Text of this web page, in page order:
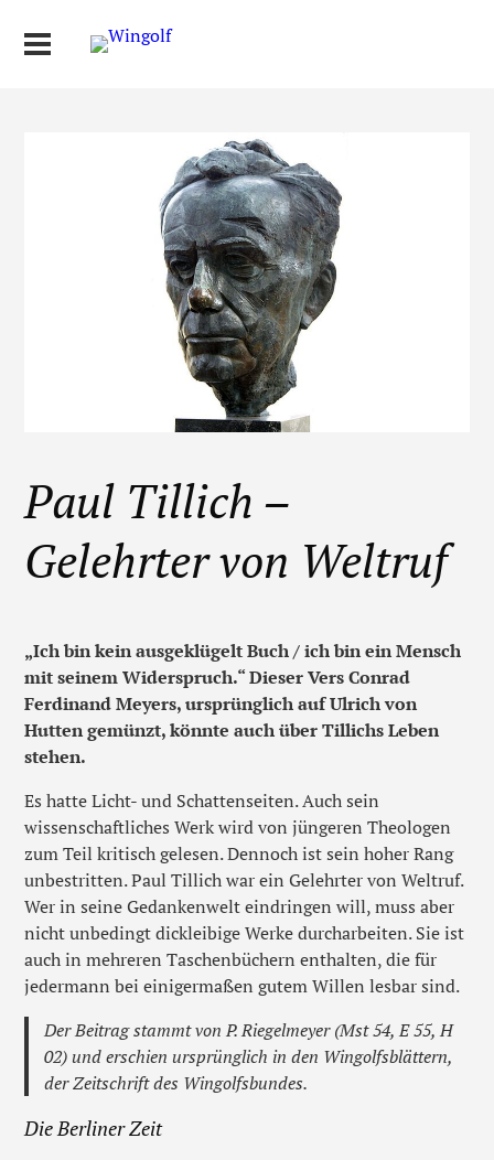
Paul Tillich –
Gelehrter von Weltruf
„Ich bin kein ausgeklügelt Buch / ich bin ein Mensch
mit seinem Widerspruch.“ Dieser Vers Conrad
Ferdinand Meyers, ursprünglich auf Ulrich von
Hutten gemünzt, könnte auch über Tillichs Leben
stehen.
Es hatte Licht- und Schattenseiten. Auch sein
wissenschaftliches Werk wird von jüngeren Theologen
zum Teil kritisch gelesen. Dennoch ist sein hoher Rang
unbestritten. Paul Tillich war ein Gelehrter von Weltruf.
Wer in seine Gedankenwelt eindringen will, muss aber
nicht unbedingt dickleibige Werke durcharbeiten. Sie ist
auch in mehreren Taschenbüchern enthalten, die für
jedermann bei einigermaßen gutem Willen lesbar sind.
Der Beitrag stammt von P. Riegelmeyer (Mst 54, E 55, H
02) und erschien ursprünglich in den Wingolfsblättern,
der Zeitschrift des Wingolfsbundes.
Die Berliner Zeit